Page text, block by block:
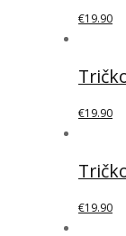
€19.90
€19.90
€19.90